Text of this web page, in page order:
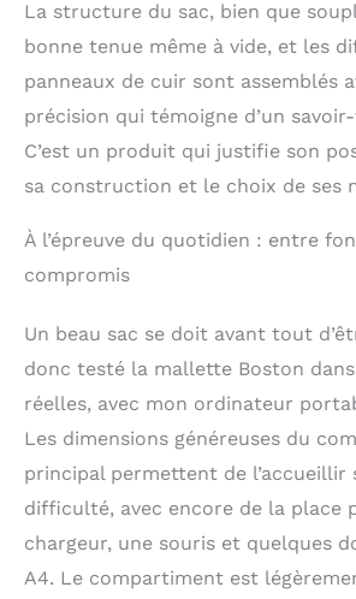
La structure du sac, bien que
bonne tenue même à vide, et les
panneaux de cuir sont assemblés
précision qui témoigne d’un
C’est un produit qui justifie son
sa construction et le choix de ses
À l’épreuve du quotidien : entre
compromis
Un beau sac se doit avant tout
donc testé la mallette Boston
réelles, avec mon ordinateur
Les dimensions généreuses du
principal permettent de l’accueillir
difficulté, avec encore de la place
chargeur, une souris et quelques
A4. Le compartiment est